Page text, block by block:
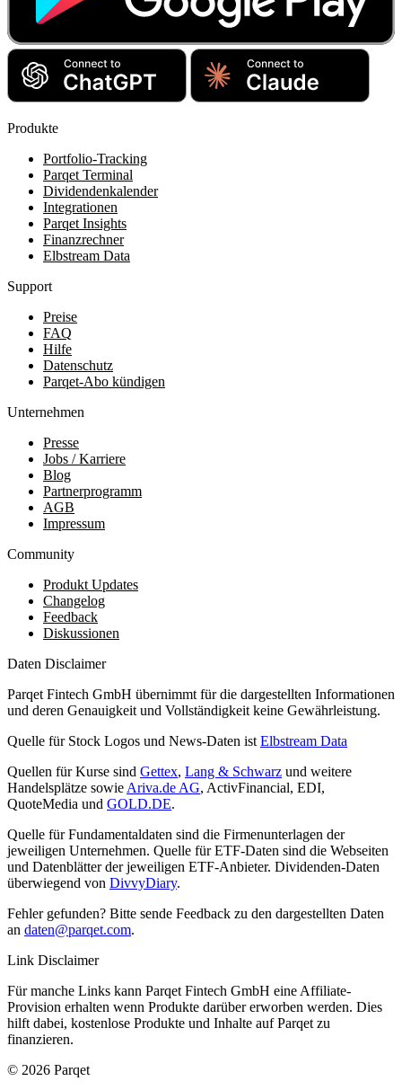
Produkte
Portfolio-Tracking
Parqet Terminal
Dividendenkalender
Integrationen
Parqet Insights
Finanzrechner
Elbstream Data
Support
Preise
FAQ
Hilfe
Datenschutz
Parqet-Abo kündigen
Unternehmen
Presse
Jobs / Karriere
Blog
Partnerprogramm
AGB
Impressum
Community
Produkt Updates
Changelog
Feedback
Diskussionen
Daten Disclaimer
Parqet Fintech GmbH übernimmt für die dargestellten Informationen
und deren Genauigkeit und Vollständigkeit keine Gewährleistung.
Quelle für Stock Logos und News-Daten ist Elbstream Data
Quellen für Kurse sind Gettex, Lang & Schwarz und weitere
Handelsplätze sowie Ariva.de AG, ActivFinancial, EDI,
QuoteMedia und GOLD.DE.
Quelle für Fundamentaldaten sind die Firmenunterlagen der
jeweiligen Unternehmen. Quelle für ETF-Daten sind die Webseiten
und Datenblätter der jeweiligen ETF-Anbieter. Dividenden-Daten
überwiegend von DivvyDiary.
Fehler gefunden? Bitte sende Feedback zu den dargestellten Daten
an daten@parqet.com.
Link Disclaimer
Für manche Links kann Parqet Fintech GmbH eine Affiliate-
Provision erhalten wenn Produkte darüber erworben werden. Dies
hilft dabei, kostenlose Produkte und Inhalte auf Parqet zu
finanzieren.
© 2026 Parqet